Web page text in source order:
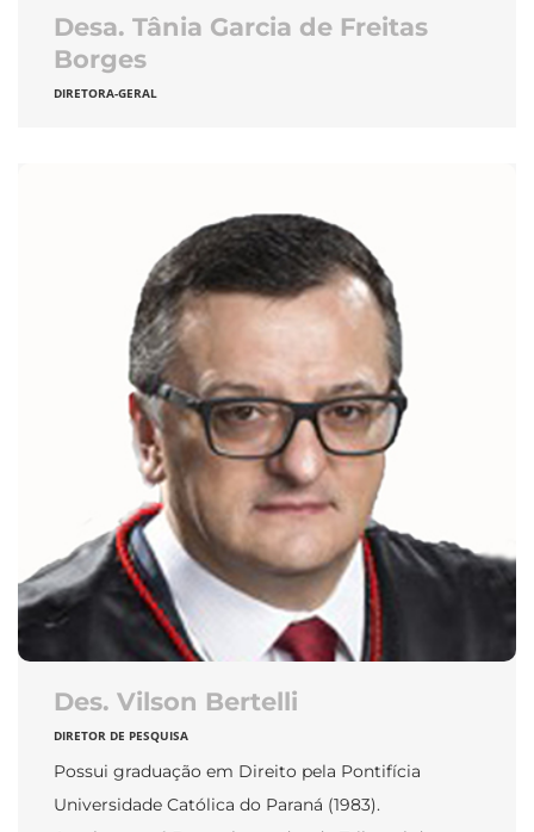
Desa. Tânia Garcia de Freitas
Borges
DIRETORA-GERAL
Des. Vilson Bertelli
DIRETOR DE PESQUISA
Possui graduação em Direito pela Pontifícia
Universidade Católica do Paraná (1983).